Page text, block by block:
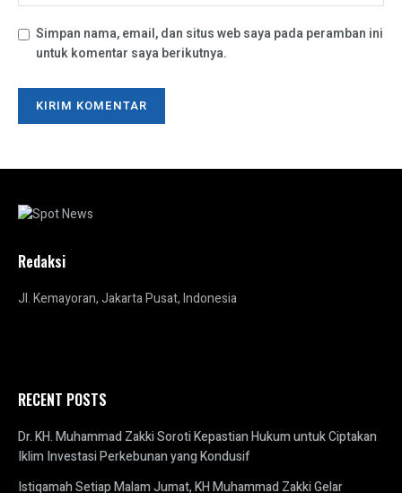
Simpan nama, email, dan situs web saya pada peramban ini
untuk komentar saya berikutnya.
Redaksi
Jl. Kemayoran, Jakarta Pusat, Indonesia
RECENT POSTS
Dr. KH. Muhammad Zakki Soroti Kepastian Hukum untuk Ciptakan
Iklim Investasi Perkebunan yang Kondusif
Istiqamah Setiap Malam Jumat, KH Muhammad Zakki Gelar